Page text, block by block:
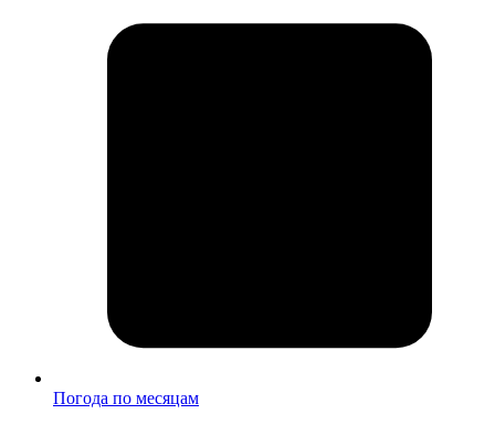
Погода по месяцам